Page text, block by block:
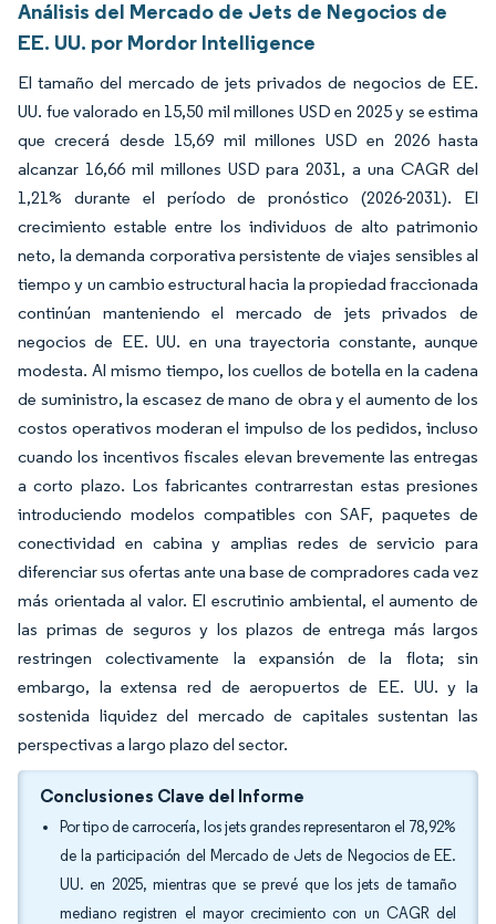
Análisis del Mercado de Jets de Negocios de
EE. UU. por Mordor Intelligence
El tamaño del mercado de jets privados de negocios de EE.
UU. fue valorado en 15,50 mil millones USD en 2025 y se estima
que crecerá desde 15,69 mil millones USD en 2026 hasta
alcanzar 16,66 mil millones USD para 2031, a una CAGR del
1,21% durante el período de pronóstico (2026-2031). El
crecimiento estable entre los individuos de alto patrimonio
neto, la demanda corporativa persistente de viajes sensibles al
tiempo y un cambio estructural hacia la propiedad fraccionada
continúan manteniendo el mercado de jets privados de
negocios de EE. UU. en una trayectoria constante, aunque
modesta. Al mismo tiempo, los cuellos de botella en la cadena
de suministro, la escasez de mano de obra y el aumento de los
costos operativos moderan el impulso de los pedidos, incluso
cuando los incentivos fiscales elevan brevemente las entregas
a corto plazo. Los fabricantes contrarrestan estas presiones
introduciendo modelos compatibles con SAF, paquetes de
conectividad en cabina y amplias redes de servicio para
diferenciar sus ofertas ante una base de compradores cada vez
más orientada al valor. El escrutinio ambiental, el aumento de
las primas de seguros y los plazos de entrega más largos
restringen colectivamente la expansión de la flota; sin
embargo, la extensa red de aeropuertos de EE. UU. y la
sostenida liquidez del mercado de capitales sustentan las
perspectivas a largo plazo del sector.
Conclusiones Clave del Informe
Por tipo de carrocería, los jets grandes representaron el 78,92%
de la participación del Mercado de Jets de Negocios de EE.
UU. en 2025, mientras que se prevé que los jets de tamaño
mediano registren el mayor crecimiento con un CAGR del